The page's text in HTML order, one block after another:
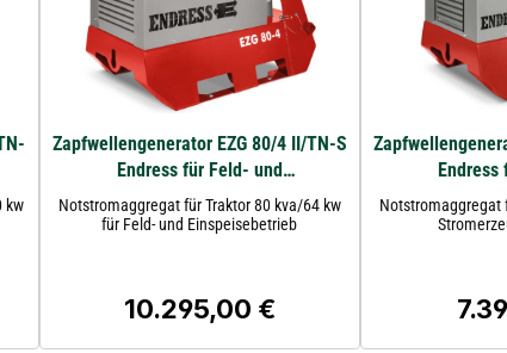
kw
Zapfwellengenerator EZG 80/4 II/TN-S
Endress für Feld- und
Einspeisebetrieb
Notstromaggregat für Traktor 80 kva/64 kw
für Feld- und Einspeisebetrieb
Regulärer Preis:
10.295,00 €
Endress
Notstromaggregat